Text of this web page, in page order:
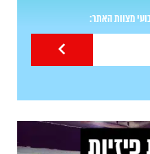
מצוות האתר: